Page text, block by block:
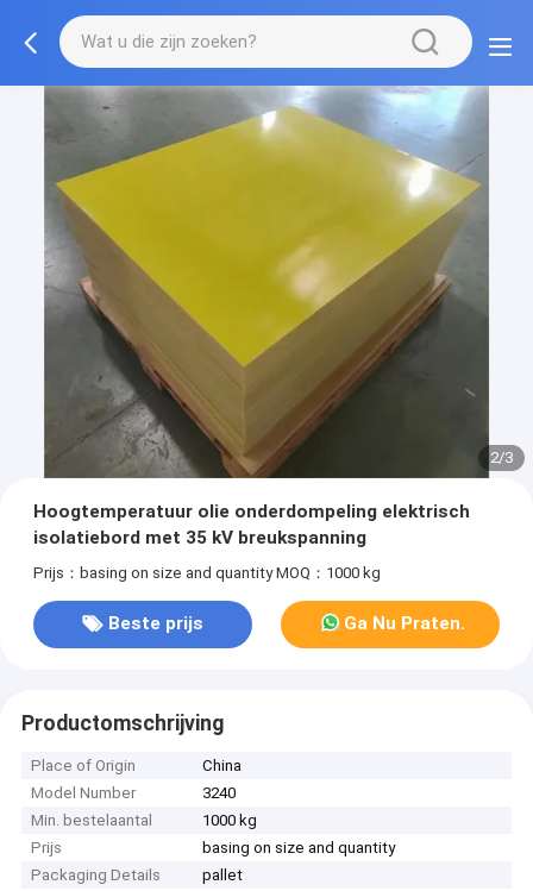
2/3
Hoogtemperatuur olie onderdompeling elektrisch
isolatiebord met 35 kV breukspanning
Prijs：basing on size and quantity MOQ：1000 kg
Beste prijs Ga Nu Praten.
Productomschrijving
Place of Origin
China
Model Number
3240
Min. bestelaantal
1000 kg
Prijs
basing on size and quantity
Packaging Details
pallet